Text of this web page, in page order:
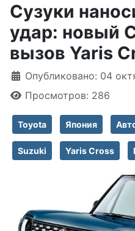
Сузуки
удар: новый
вызов Yaris
Информация о
Опубликовано: 04
Просмотров: 286
Toyota Япония
Suzuki Yaris Cross